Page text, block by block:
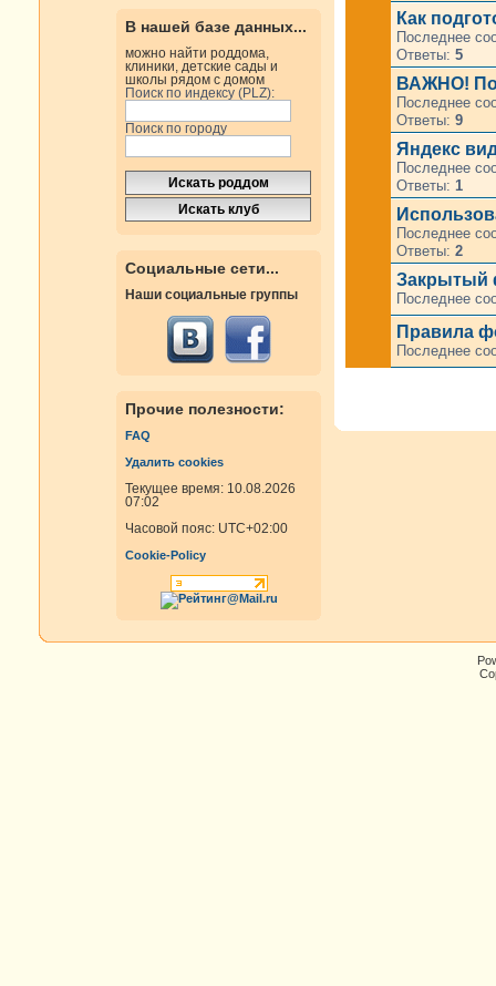
В нашей базе данных...
можно найти роддома,
клиники, детские сады и
школы рядом с домом
Поиск по индексу (PLZ):
Поиск по городу
Социальные сети...
Наши социальные группы
Прочие полезности:
FAQ
Удалить cookies
Текущее время: 10.08.2026
07:02
Часовой пояс: UTC+02:00
Cookie-Policy
Как
Последнее
Ответы: 5
ВАЖНО!
Последнее
Ответы: 9
Яндекс
Последнее
Ответы: 1
Последнее
Ответы: 2
Закрытый
Последнее
Правила
Последнее